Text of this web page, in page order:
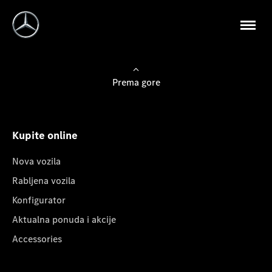
Prema gore
Kupite online
Nova vozila
Rabljena vozila
Konfigurator
Aktualna ponuda i akcije
Accessories